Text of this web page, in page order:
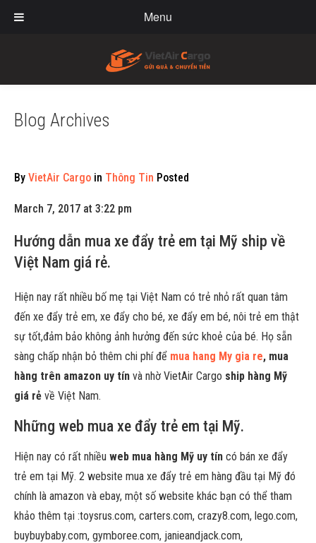
Menu
Blog Archives
By VietAir Cargo in Thông Tin Posted
March 7, 2017 at 3:22 pm
Hướng dẫn mua xe đẩy trẻ em tại Mỹ ship về
Việt Nam giá rẻ.
Hiện nay rất nhiều bố mẹ tại Việt Nam có trẻ nhỏ rất quan tâm
đến xe đẩy trẻ em, xe đẩy cho bé, xe đẩy em bé, nôi trẻ em thật
sự tốt,đảm bảo không ảnh hưởng đến sức khoẻ của bé. Họ sẵn
sàng chấp nhận bỏ thêm chi phí để mua hang My gia re, mua
hàng trên amazon uy tín và nhờ VietAir Cargo ship hàng Mỹ
giá rẻ về Việt Nam.
Những web mua xe đẩy trẻ em tại Mỹ.
Hiện nay có rất nhiều web mua hàng Mỹ uy tín có bán xe đẩy
trẻ em tại Mỹ. 2 website mua xe đẩy trẻ em hàng đầu tại Mỹ đó
chính là amazon và ebay, một số website khác bạn có thể tham
khảo thêm tại :toysrus.com, carters.com, crazy8.com, lego.com,
buybuybaby.com, gymboree.com, janieandjack.com,